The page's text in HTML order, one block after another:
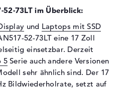
ohne Laufwerk
17,3" TFT
1920 x 1080
Full-HD
120 Hz
73LT im Überblick:
und Laptops mit SSD
52-73LT eine 17 Zoll
einsetzbar. Derzeit
5Serie auch andere Versionen
sehr ähnlich sind. Der 17
Bildwiederholrate, setzt auf